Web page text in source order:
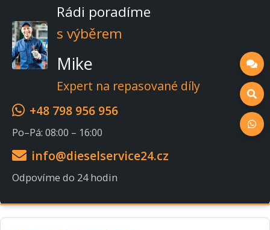
Rádi poradíme
s výběrem
Mike
Expert na repasované díly
+48 798 956 956
Po–Pá: 08:00 – 16:00
info@dieselservice24.cz
Odpovíme do 24 hodin